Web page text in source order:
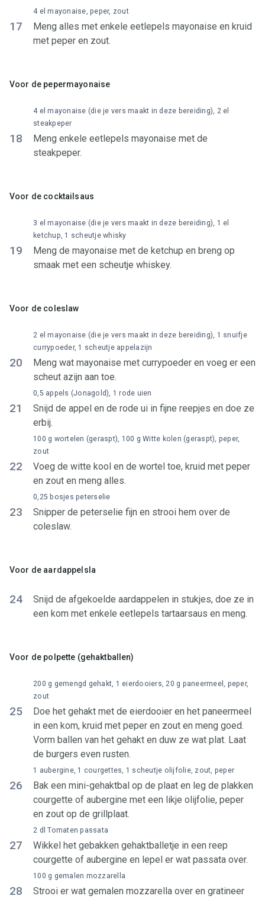
17
Meng alles met enkele eetlepels mayonaise en kruid
met peper en zout.
4 el mayonaise, peper, zout
Voor de pepermayonaise
18
Meng enkele eetlepels mayonaise met de
steakpeper.
4 el mayonaise (die je vers maakt in deze bereiding), 2 el
steakpeper
Voor de cocktailsaus
19
Meng de mayonaise met de ketchup en breng op
smaak met een scheutje whiskey.
3 el mayonaise (die je vers maakt in deze bereiding), 1 el
ketchup, 1 scheutje whisky
Voor de coleslaw
20
Meng wat mayonaise met currypoeder en voeg er een
scheut azijn aan toe.
2 el mayonaise (die je vers maakt in deze bereiding), 1 snuifje
currypoeder, 1 scheutje appelazijn
21
Snijd de appel en de rode ui in fijne reepjes en doe ze
erbij.
0,5 appels (Jonagold), 1 rode uien
22
Voeg de witte kool en de wortel toe, kruid met peper
en zout en meng alles.
100 g wortelen (geraspt), 100 g Witte kolen (geraspt), peper,
zout
23
Snipper de peterselie fijn en strooi hem over de
coleslaw.
0,25 bosjes peterselie
Voor de aardappelsla
24
Snijd de afgekoelde aardappelen in stukjes, doe ze in
een kom met enkele eetlepels tartaarsaus en meng.
Voor de polpette (gehaktballen)
25
Doe het gehakt met de eierdooier en het paneermeel
in een kom, kruid met peper en zout en meng goed.
Vorm ballen van het gehakt en duw ze wat plat. Laat
de burgers even rusten.
200 g gemengd gehakt, 1 eierdooiers, 20 g paneermeel, peper,
zout
26
Bak een mini-gehaktbal op de plaat en leg de plakken
courgette of aubergine met een likje olijfolie, peper
en zout op de grillplaat.
1 aubergine, 1 courgettes, 1 scheutje olijfolie, zout, peper
27
Wikkel het gebakken gehaktballetje in een reep
courgette of aubergine en lepel er wat passata over.
2 dl Tomaten passata
28
Strooi er wat gemalen mozzarella over en gratineer
100 g gemalen mozzarella